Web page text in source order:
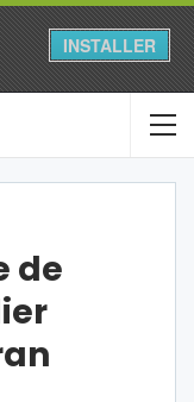
INSTALLER
de